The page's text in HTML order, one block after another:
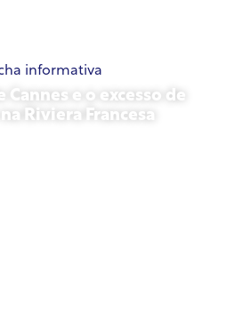
informativa
Cannes e o excesso de
Riviera Francesa